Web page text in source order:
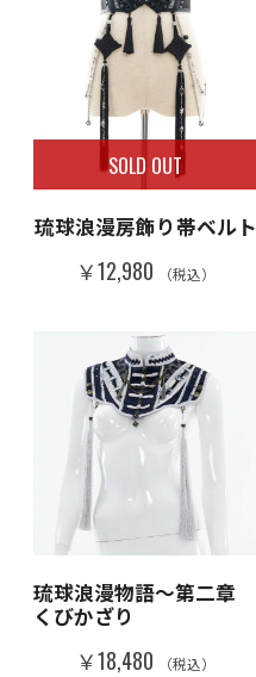
SOLD OUT
琉球浪漫房飾り帯ベルト
￥12,980 （税込）
琉球浪漫物語～第二章
くびかざり
￥18,480 （税込）